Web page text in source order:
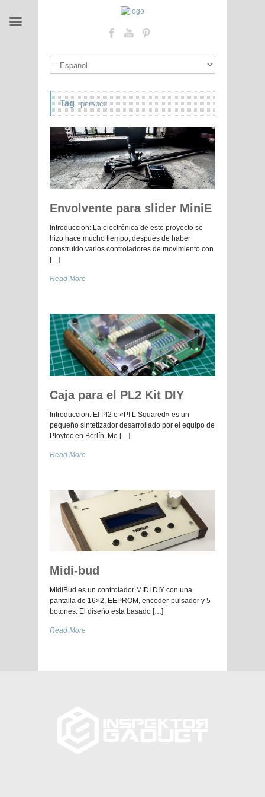
Tag perspex
Envolvente para slider MiniE
Introduccion: La electrónica de este proyecto se
hizo hace mucho tiempo, después de haber
construido varios controladores de movimiento con
[…]
Read More
Caja para el PL2 Kit DIY
Introduccion: El Pl2 o «PI L Squared» es un
pequeño sintetizador desarrollado por el equipo de
Ploytec en Berlín. Me […]
Read More
Midi-bud
MidiBud es un controlador MIDI DIY con una
pantalla de 16×2, EEPROM, encoder-pulsador y 5
botones. El diseño esta basado […]
Read More